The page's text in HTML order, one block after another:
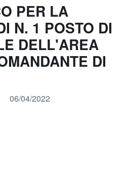
PER LA
N. 1 POSTO DI
DELL'AREA
DI
06/04/2022